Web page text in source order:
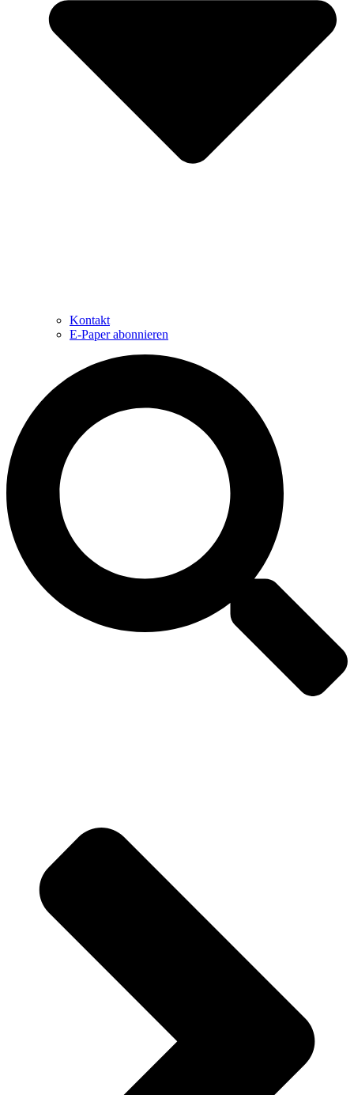
Kontakt
E-Paper abonnieren